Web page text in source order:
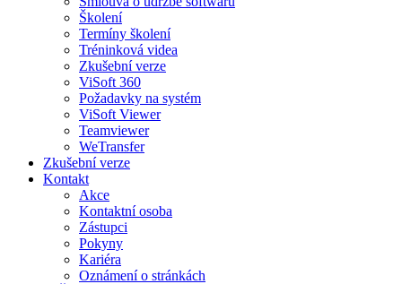
Školení
Termíny školení
Tréninková videa
Zkušební verze
ViSoft 360
Požadavky na systém
ViSoft Viewer
Teamviewer
WeTransfer
Zkušební verze
Kontakt
Akce
Kontaktní osoba
Zástupci
Pokyny
Kariéra
Oznámení o stránkách